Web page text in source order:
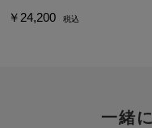
￥24,200 税込
一緒